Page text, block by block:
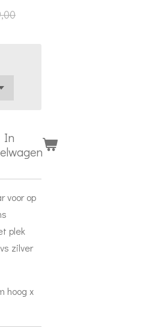
In
voor op
plek
zilver
hoog x